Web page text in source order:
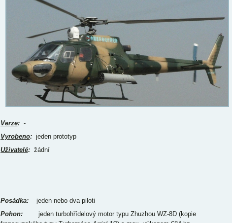
Verze:-
Vyrobeno:jeden prototyp
Uživatelé:žádní
Posádka:jeden nebo dva piloti
Pohon:jeden turbohřídelový motor typu Zhuzhou WZ-8D (kopie